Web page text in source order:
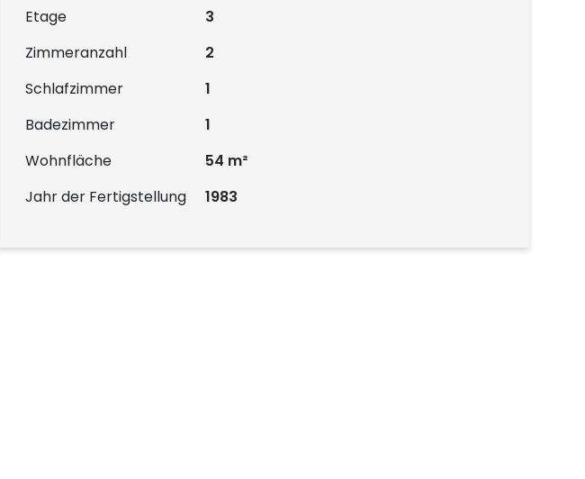
Etage
3
Zimmeranzahl
2
Schlafzimmer
1
Badezimmer
1
Wohnfläche
54 m²
Jahr der Fertigstellung
1983